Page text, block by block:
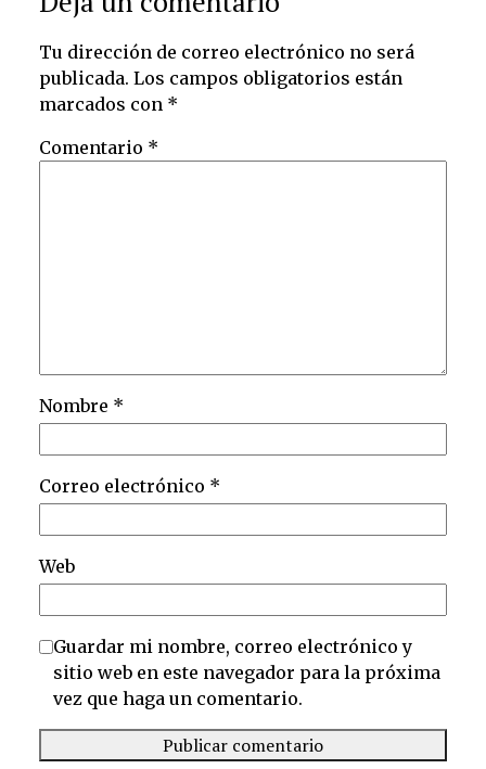
Tu dirección de correo electrónico no será
publicada. Los campos obligatorios están
marcados con *
Comentario *
Nombre *
Correo electrónico *
Web
Guardar mi nombre, correo electrónico y
sitio web en este navegador para la próxima
vez que haga un comentario.